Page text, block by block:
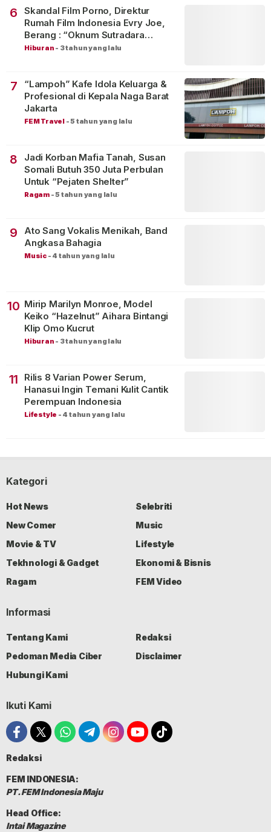
6
Skandal Film Porno, Direktur
Rumah Film Indonesia Evry Joe,
Berang : “Oknum Sutradara
Merusak Perfilman Indonesia”!
Hiburan - 3 tahun yang lalu
7
“Lampoh” Kafe Idola Keluarga &
Profesional di Kepala Naga Barat
Jakarta
FEM Travel -5 tahun yang lalu
8
Jadi Korban Mafia Tanah, Susan
Somali Butuh 350 Juta Perbulan
Untuk “Pejaten Shelter”
Ragam -5 tahun yang lalu
9
Ato Sang Vokalis Menikah, Band
Angkasa Bahagia
Music - 4 tahun yang lalu
10 Mirip Marilyn Monroe, Model
Keiko “Hazelnut” Aihara Bintangi
Klip Omo Kucrut
Hiburan - 3 tahun yang lalu
11
Rilis 8 Varian Power Serum,
Hanasui Ingin Temani Kulit Cantik
Perempuan Indonesia
Lifestyle - 4 tahun yang lalu
Kategori
Hot News
Selebriti
New Comer
Music
Movie & TV
Lifestyle
Tekhnologi & Gadget
Ekonomi & Bisnis
Ragam
FEM Video
Informasi
Tentang Kami
Redaksi
Pedoman Media Ciber
Disclaimer
Hubungi Kami
Ikuti Kami
Redaksi
FEM INDONESIA:
PT. FEM Indonesia Maju
Head Office:
Intai Magazine